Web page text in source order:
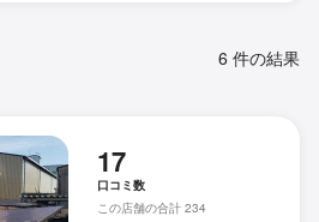
6 件の結果
17
口コミ数
この店舗の合計 234